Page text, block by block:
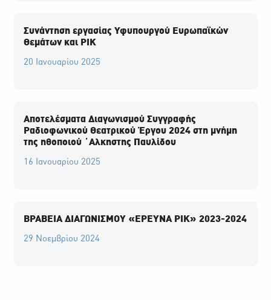
Συνάντηση εργασίας Υφυπουργού Ευρωπαϊκών
Θεμάτων και ΡΙΚ
20 Ιανουαρίου 2025
Αποτελέσματα Διαγωνισμού Συγγραφής
Ραδιοφωνικού Θεατρικού Έργου 2024 στη μνήμη
της ηθοποιού ΄Αλκηστης Παυλίδου
16 Ιανουαρίου 2025
ΒΡΑΒΕΙΑ ΔΙΑΓΩΝΙΣΜΟΥ «ΕΡΕΥΝΑ ΡΙΚ» 2023-2024
29 Νοεμβρίου 2024